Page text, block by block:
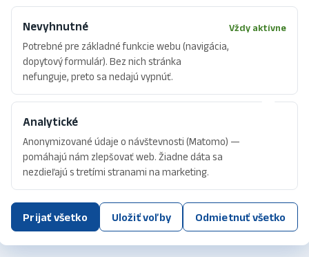
2 / SS 3021 (do 12 t), DIN 30722-3 / SS 3021 (do 32 t), CZ variant (hák
1 000 mm) a ACTS kontajnery podľa UIC 50 591.
Export do celej Európy
90 % produkcie exportujeme do Rakúska, taktiež do CZ, DE, HU a CH.
Vlastná preprava a logistická koordinácia.
Oceľ Durostat® od voestalpine
Nevyhnutné
Potrebné pre základné funkcie webu (navigácia,
dopytový formulár). Bez nich stránka
nefunguje, preto sa nedajú vypnúť.
Vždy aktívne
Analytické
Anonymizované údaje o návštevnosti (Matomo) —
pomáhajú nám zlepšovať web. Žiadne dáta sa
nezdieľajú s tretími stranami na marketing.
Prijať všetko Uložiť voľby Odmietnuť všetko